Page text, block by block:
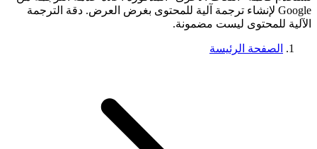
Google لإنشاء ترجمة آلية للمحتوى بغرض العرض. دقة الترجمة
الآلية للمحتوى ليست مضمونة.
الصفحة الرئيسة